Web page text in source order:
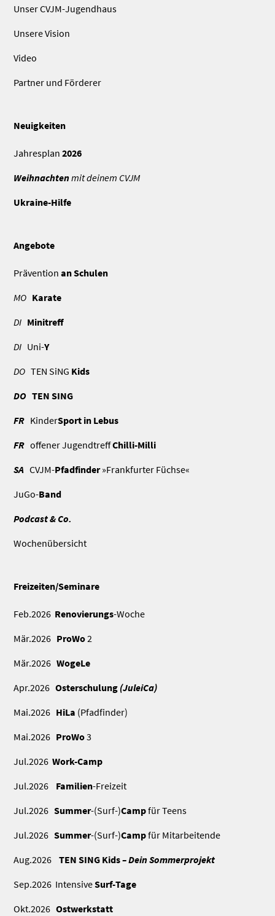
Unser CVJM-Jugendhaus
Unsere Vision
Video
Partner und Förderer
Neuigkeiten
Jahresplan2026
Weihnachtenmit deinem CVJM
Ukraine-Hilfe
Angebote
Präventionan Schulen
MO Karate
DI Minitreff
DI Uni-Y
DO TEN SiNG Kids
DO TEN SING
FR KinderSport in Lebus
FR offener JugendtreffChilli-Milli
SA CVJM-Pfadfinder»Frankfurter Füchse«
JuGo-Band
Podcast & Co.
Wochenübersicht
Freizeiten/Seminare
Feb.2026 Renovierungs-Woche
Mär.2026 ProWo2
Mär.2026WogeLe
Apr.2026Osterschulung (JuleiCa)
Mai.2026 HiLa (Pfadfinder)
Mai.2026 ProWo3
Jul.2026Work-Camp
Jul.2026 Familien-Freizeit
Jul.2026Summer-(Surf-)Campfür Teens
Jul.2026Summer-(Surf-)Campfür Mitarbeitende
Aug.2026TEN SING Kids– Dein Sommerprojekt
Sep.2026 IntensiveSurf-Tage
Okt.2026Ostwerkstatt